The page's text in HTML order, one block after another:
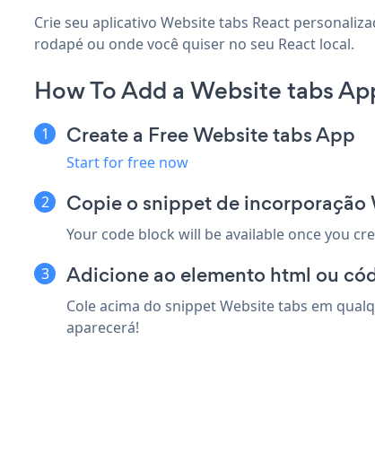
Crie seu aplicativo Website tabs React
rodapé ou onde você quiser no seu React local.
How To Add a Website tabs
Create a Free Website tabs App
Start for free now
Copie o snippet de incorporação
Your code block will be available once you
Adicione ao elemento html ou
Cole acima do snippet Website tabs em
aparecerá!